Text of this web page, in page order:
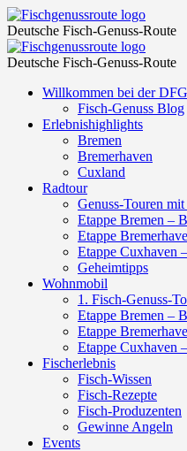
Kochshow
Original
mit
kalt-
warmem
Fischbuffet
Fischgenussroute
Deutsche Fisch-Genuss-Route
Kochshow
Original
mit
kalt-
warmem
Fischbuffet
Fischgenussroute
Deutsche Fisch-Genuss-Route
Skip
content
Willkommen bei der
Fisch-Genuss Blog
Erlebnishighlights
Bremen
Bremerhaven
Cuxland
Radtour
Genuss-Touren
Etappe Bremen –
Etappe
Etappe Cuxhaven
Geheimtipps
Wohnmobil
1. Fisch-Genuss-
Etappe Bremen –
Etappe
Etappe Cuxhaven
Fischerlebnis
Fisch-Wissen
Fisch-Rezepte
Fisch-Produzenten
Gewinne Angeln
Events